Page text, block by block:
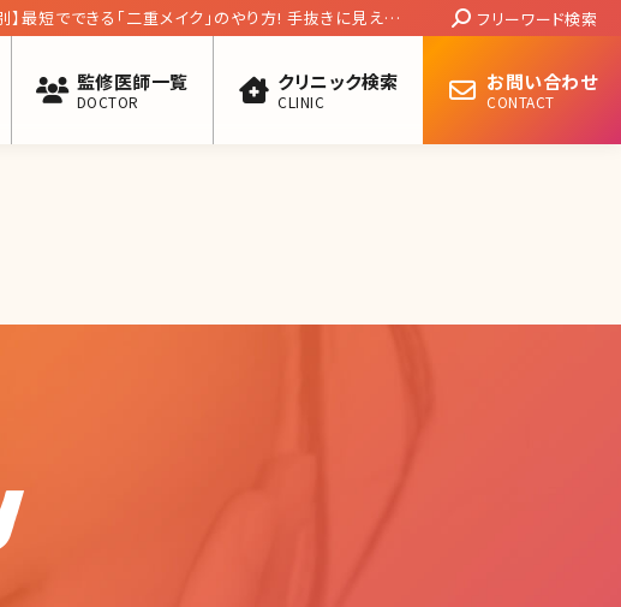
】最短でできる「二重メイク」のやり方! 手抜きに見えな
Search:
フリーワード検索
監修医師一覧
DOCTOR
クリニック検索
CLINIC
お問い合わせ
CONTACT